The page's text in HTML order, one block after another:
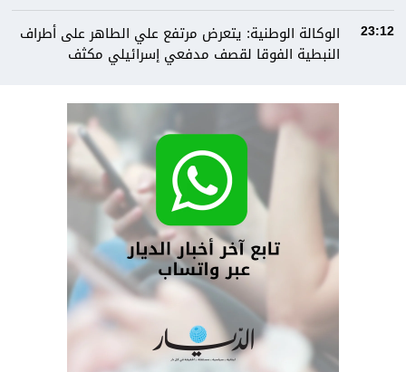
23:12
الوكالة الوطنية: يتعرض مرتفع علي الطاهر على أطراف
النبطية الفوقا لقصف مدفعي إسرائيلي مكثف